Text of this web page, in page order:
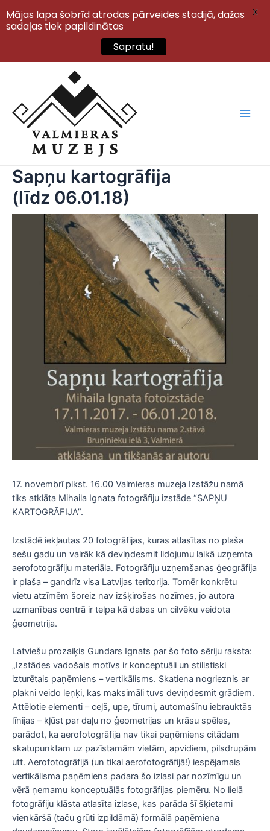
Sapņu kartogrāfija
(līdz 06.01.18)
17. novembrī plkst. 16.00 Valmieras muzeja Izstāžu namā
tiks atklāta Mihaila Ignata fotogrāfiju izstāde “SAPŅU
KARTOGRĀFIJA”.
Izstādē iekļautas 20 fotogrāfijas, kuras atlasītas no plaša
sešu gadu un vairāk kā deviņdesmit lidojumu laikā uzņemta
aerofotogrāfiju materiāla. Fotogrāfiju uzņemšanas ģeogrāfija
ir plaša – gandrīz visa Latvijas teritorija. Tomēr konkrētu
vietu atzīmēm šoreiz nav izšķirošas nozīmes, jo autora
uzmanības centrā ir telpa kā dabas un cilvēku veidota
ģeometrija.
Latviešu prozaiķis Gundars Ignats par šo foto sēriju raksta:
„Izstādes vadošais motīvs ir konceptuāli un stilistiski
izturētais paņēmiens – vertikālisms. Skatiena nogrieznis ar
plakni veido leņķi, kas maksimāli tuvs deviņdesmit grādiem.
Attēlotie elementi – ceļš, upe, tīrumi, automašīnu iebrauktās
līnijas – kļūst par daļu no ģeometrijas un krāsu spēles,
parādot, ka aerofotogrāfija nav tikai paņēmiens citādam
skatupunktam uz pazīstamām vietām, apvidiem, pilsdrupām
utt. Aerofotogrāfijā (un tikai aerofotogrāfijā!) iespējamais
vertikālisma paņēmiens padara šo izlasi par nozīmīgu un
vērā ņemamu konceptuālās fotogrāfijas piemēru. No lielā
fotogrāfiju klāsta atlasīta izlase, kas parāda šī šķietami
vienkāršā (taču grūti izpildāmā) formālā paņēmiena
Mājas lapa šobrīd atrodas pārveides stadijā, dažas
sadaļas tiek papildinātas
Sapratu!
X